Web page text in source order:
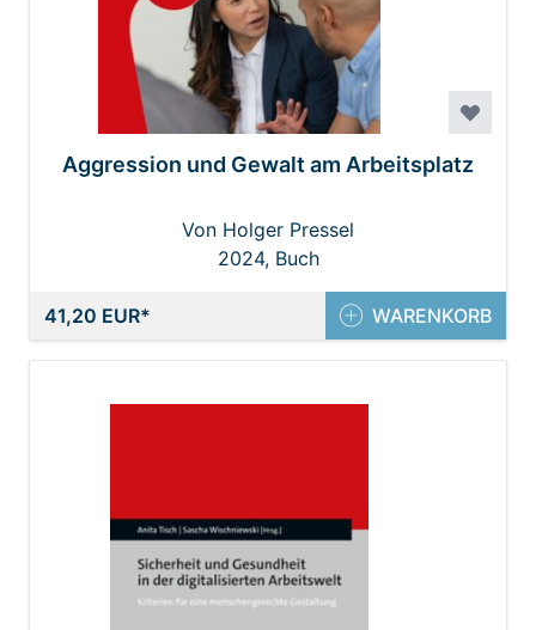
Aggression und Gewalt am Arbeitsplatz
Von Holger Pressel
2024, Buch
41,20 EUR WARENKORB